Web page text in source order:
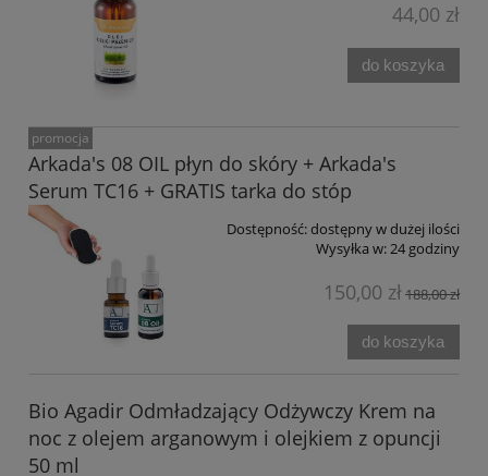
44,00 zł
do koszyka
Arkada's 08 OIL płyn do skóry + Arkada's
Serum TC16 + GRATIS tarka do stóp
Dostępność:dostępny w dużej ilości
Wysyłka w:24 godziny
150,00 zł188,00 zł
do koszyka
promocja
Bio Agadir Odmładzający Odżywczy Krem na
noc z olejem arganowym i olejkiem z opuncji
50 ml